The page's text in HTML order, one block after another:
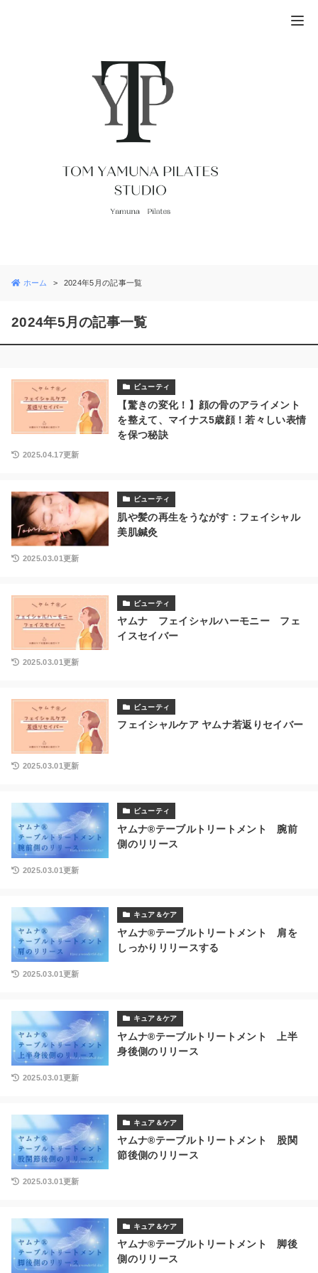
ホーム 2024年5月の記事一覧
2024年5月の記事一覧
ビューティ
【驚きの変化！】顔の骨のアライメント
を整えて、マイナス5歳顔！若々しい表情
を保つ秘訣
2025.04.17更新
ビューティ
肌や髪の再生をうながす：フェイシャル
美肌鍼灸
2025.03.01更新
ビューティ
ヤムナ フェイシャルハーモニー フェ
イスセイバー
2025.03.01更新
ビューティ
フェイシャルケア ヤムナ若返りセイバー
2025.03.01更新
ビューティ
ヤムナ®テーブルトリートメント 腕前
側のリリース
2025.03.01更新
キュア＆ケア
ヤムナ®テーブルトリートメント 肩を
しっかりリリースする
2025.03.01更新
キュア＆ケア
ヤムナ®テーブルトリートメント 上半
身後側のリリース
2025.03.01更新
キュア＆ケア
ヤムナ®テーブルトリートメント 股関
節後側のリリース
2025.03.01更新
キュア＆ケア
ヤムナ®テーブルトリートメント 脚後
側のリリース